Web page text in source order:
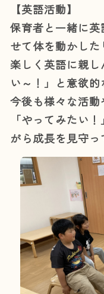
【英語活動】
保育者と一緒に
せて体を動かした
楽しく英語に親
い～！」と意欲的
今後も様々な活
「やってみたい
がら成長を見守っ